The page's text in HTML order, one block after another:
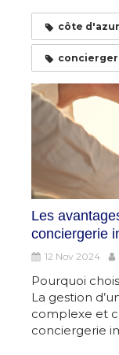
côte d'azur
Les
conciergerie
12 Nov 2024
Pourquoi
La gestion
complexe et
conciergerie